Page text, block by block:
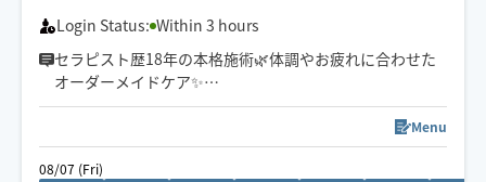
Login Status: Within 3 hours
セラピスト歴18年の本格施術🌿体調やお疲れに合わせた
オーダーメイドケア✨
高崎市・群馬県内近郊、軽井沢エリアのホテル・別荘、
ご自宅、埼玉県、東京への出張実績ございます🚘
Menu
08/07 (Fri)